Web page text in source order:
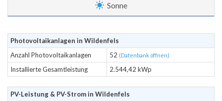
Sonne
Photovoltaikanlagen in Wildenfels
Anzahl Photovoltaikanlagen
52 (Datenbank öffnen)
Installierte Gesamtleistung 2.544,42 kWp
PV-Leistung & PV-Strom in Wildenfels